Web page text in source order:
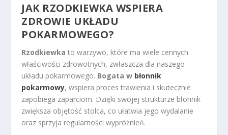
JAK RZODKIEWKA WSPIERA
ZDROWIE UKŁADU
POKARMOWEGO?
Rzodkiewka to warzywo, które ma wiele cennych
właściwości zdrowotnych, zwłaszcza dla naszego
układu pokarmowego. Bogata w błonnik
pokarmowy, wspiera proces trawienia i skutecznie
zapobiega zaparciom. Dzięki swojej strukturze błonnik
zwiększa objętość stolca, co ułatwia jego wydalanie
oraz sprzyja regularności wypróżnień.